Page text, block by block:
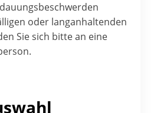
oder langanhaltenden
Sie sich bitte an eine